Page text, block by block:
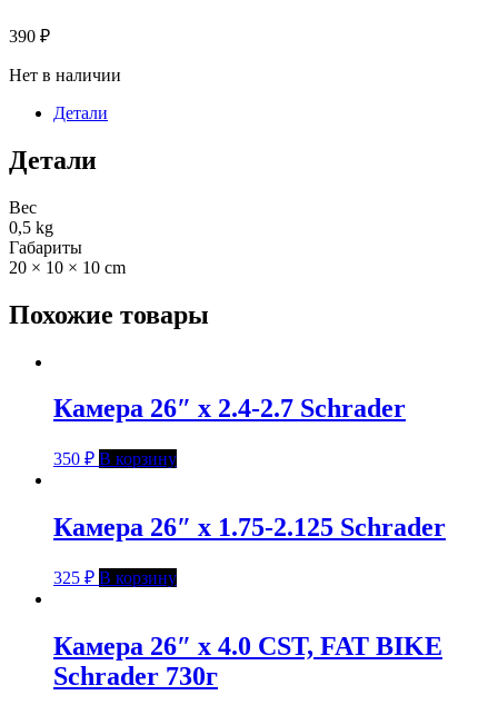
390 ₽
Нет в наличии
Детали
Детали
Вес
0,5 kg
Габариты
20 × 10 × 10 cm
Похожие товары
Камера 26″ x 2.4-2.7 Schrader
350 ₽ В корзину
Камера 26″ x 1.75-2.125 Schrader
325 ₽ В корзину
Камера 26″ x 4.0 CST, FAT BIKE
Schrader 730г